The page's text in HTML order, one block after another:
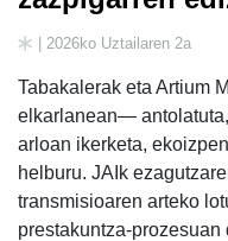
| 2026ko Uztailaren 2a
Tabakalerak eta Artium
elkarlanean—
arloan ikerketa,
helburu. JAIk
transmisioaren arteko
prestakuntza-